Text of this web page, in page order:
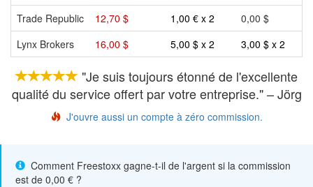
Trade Republic
12,70 $ 1,00 € x 2
0,00 $
Lynx Brokers
16,00 $ 5,00 $ x 2 3,00 $ x 2
"Je suis toujours étonné de l'excellente
qualité du service offert par votre entreprise." – Jörg
J'ouvre aussi un compte à zéro commission.
Comment Freestoxx gagne-t-il de l'argent si la commission
est de 0,00 € ?